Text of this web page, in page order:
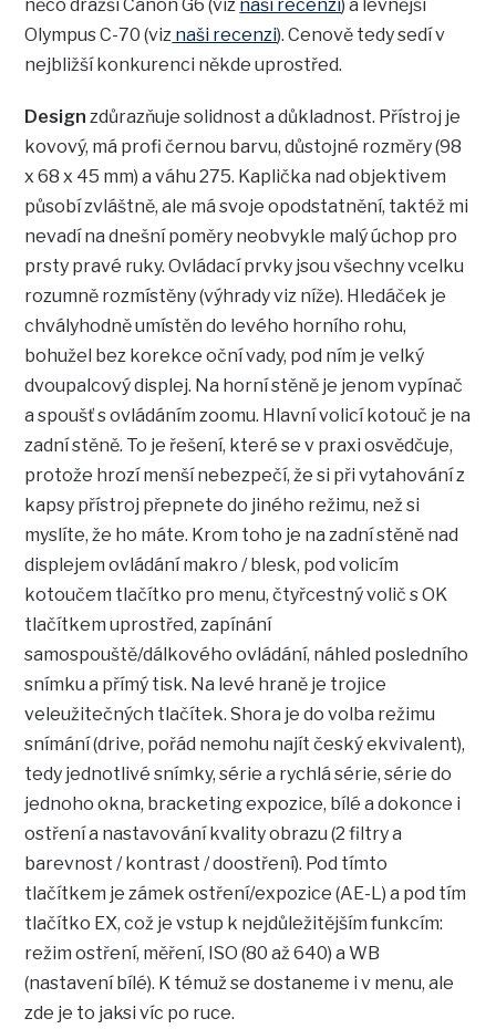
něco dražší Canon G6 (viz naši recenzi) a levnější
Olympus C-70 (viz naši recenzi). Cenově tedy sedí v
nejbližší konkurenci někde uprostřed.
Design zdůrazňuje solidnost a důkladnost. Přístroj je
kovový, má profi černou barvu, důstojné rozměry (98
x 68 x 45 mm) a váhu 275. Kaplička nad objektivem
působí zvláštně, ale má svoje opodstatnění, taktéž mi
nevadí na dnešní poměry neobvykle malý úchop pro
prsty pravé ruky. Ovládací prvky jsou všechny vcelku
rozumně rozmístěny (výhrady viz níže). Hledáček je
chvályhodně umístěn do levého horního rohu,
bohužel bez korekce oční vady, pod ním je velký
dvoupalcový displej. Na horní stěně je jenom vypínač
a spoušť s ovládáním zoomu. Hlavní volicí kotouč je na
zadní stěně. To je řešení, které se v praxi osvědčuje,
protože hrozí menší nebezpečí, že si při vytahování z
kapsy přístroj přepnete do jiného režimu, než si
myslíte, že ho máte. Krom toho je na zadní stěně nad
displejem ovládání makro / blesk, pod volicím
kotoučem tlačítko pro menu, čtyřcestný volič s OK
tlačítkem uprostřed, zapínání
samospouště/dálkového ovládání, náhled posledního
snímku a přímý tisk. Na levé hraně je trojice
veleužitečných tlačítek. Shora je do volba režimu
snímání (drive, pořád nemohu najít český ekvivalent),
tedy jednotlivé snímky, série a rychlá série, série do
jednoho okna, bracketing expozice, bílé a dokonce i
ostření a nastavování kvality obrazu (2 filtry a
barevnost / kontrast / doostření). Pod tímto
tlačítkem je zámek ostření/expozice (AE-L) a pod tím
tlačítko EX, což je vstup k nejdůležitějším funkcím:
režim ostření, měření, ISO (80 až 640) a WB
(nastavení bílé). K témuž se dostaneme i v menu, ale
zde je to jaksi víc po ruce.